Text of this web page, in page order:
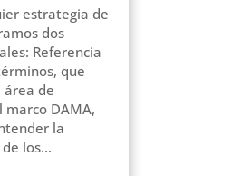
estrategia de
dos
Referencia
que
de
marco DAMA,
la
los...